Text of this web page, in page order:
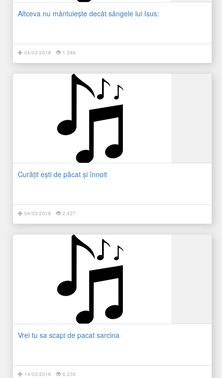
Altceva nu mântuiește decât sângele lui Isus:
04/03/2018 1.346
Curăţit eşti de păcat şi înnoit
04/03/2018 2.427
Vrei tu sa scapi de pacat sarcina
14/03/2016 6.235